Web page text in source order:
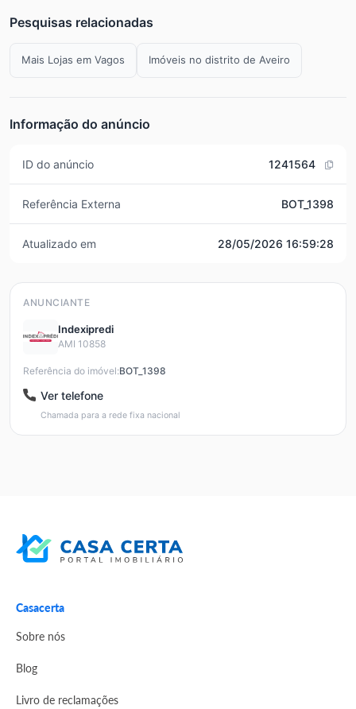
Pesquisas relacionadas
Mais Lojas em Vagos Imóveis no distrito de Aveiro
Informação do anúncio
ID do anúncio 1241564
Referência Externa BOT_1398
Atualizado em 28/05/2026 16:59:28
ANUNCIANTE
Indexipredi
AMI 10858
Referência do imóvel:BOT_1398
Ver telefone
Chamada para a rede fixa nacional
Casacerta
Sobre nós
Blog
Livro de reclamações